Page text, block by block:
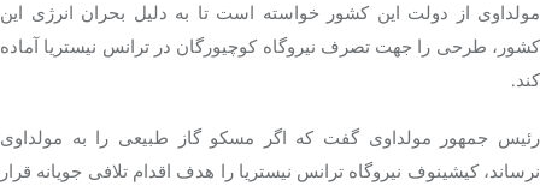
مولداوی از دولت این کشور خواسته است تا به دلیل بحران انرژی این
کشور، طرحی را جهت تصرف نیروگاه کوچیورگان در ترانس نیستریا آماده
کند.
رئیس جمهور مولداوی گفت که اگر مسکو گاز طبیعی را به مولداوی
نرساند، کیشینوف نیروگاه ترانس نیستریا را هدف اقدام تلافی جویانه قرار